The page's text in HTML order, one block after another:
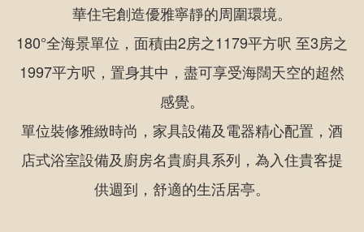
華住宅創造優雅寧靜的周圍環境。
180°全海景單位，面積由2房之1179平方呎 至3房之
1997平方呎，置身其中，盡可享受海闊天空的超然
感覺。
單位裝修雅緻時尚，家具設備及電器精心配置，酒
店式浴室設備及廚房名貴廚具系列，為入住貴客提
供週到，舒適的生活居亭。